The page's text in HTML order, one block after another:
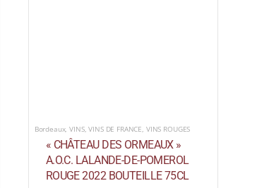
Bordeaux,VINS,VINS DE FRANCE, VINS ROUGES
« CHÂTEAU DES ORMEAUX »
A.O.C. LALANDE-DE-POMEROL
ROUGE 2022 BOUTEILLE 75CL